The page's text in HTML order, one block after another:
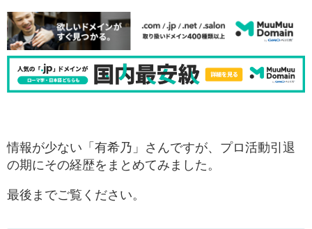
情報が少ない「有希乃」さんですが、プロ活動引退
の期にその経歴をまとめてみました。
最後までご覧ください。